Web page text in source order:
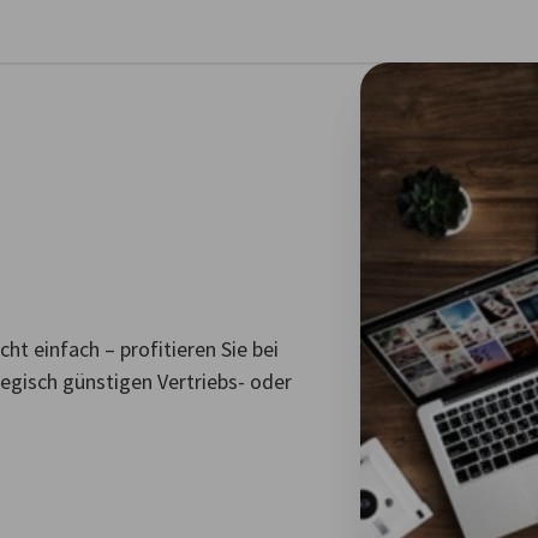
einfach – profitieren Sie bei
günstigen Vertriebs- oder